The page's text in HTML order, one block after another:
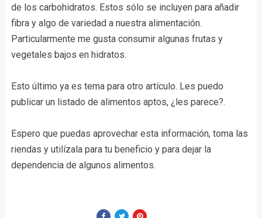
de los carbohidratos. Estos sólo se incluyen para añadir
fibra y algo de variedad a nuestra alimentación.
Particularmente me gusta consumir algunas frutas y
vegetales bajos en hidratos.
Esto último ya es tema para otro artículo. Les puedo
publicar un listado de alimentos aptos, ¿les parece?.
Espero que puedas aprovechar esta información, toma las
riendas y utilízala para tu beneficio y para dejar la
dependencia de algunos alimentos.